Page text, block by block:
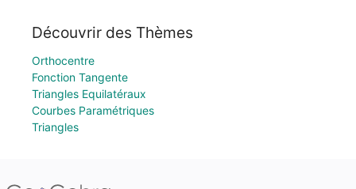
Découvrir des Thèmes
Orthocentre
Fonction Tangente
Triangles Equilatéraux
Courbes Paramétriques
Triangles